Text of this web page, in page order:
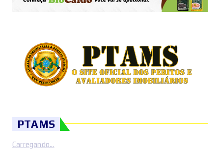
PTAMS
Carregando...